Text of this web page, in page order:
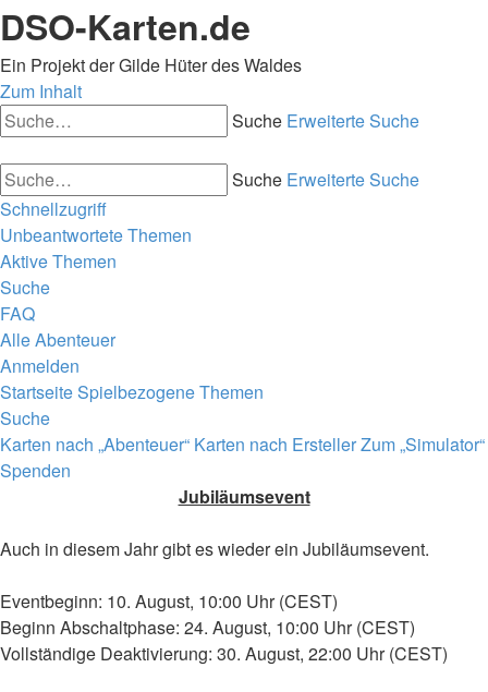
DSO-Karten.de
Ein Projekt der Gilde Hüter des Waldes
Zum Inhalt
Suche Erweiterte Suche
Suche Erweiterte Suche
Schnellzugriff
Unbeantwortete Themen
Aktive Themen
Suche
FAQ
Alle Abenteuer
Anmelden
StartseiteSpielbezogene Themen
Suche
Karten nach „Abenteuer“ Karten nach ErstellerZum „Simulator“
Spenden
Jubiläumsevent
Auch in diesem Jahr gibt es wieder ein Jubiläumsevent.
Eventbeginn: 10. August, 10:00 Uhr (CEST)
Beginn Abschaltphase: 24. August, 10:00 Uhr (CEST)
Vollständige Deaktivierung: 30. August, 22:00 Uhr (CEST)